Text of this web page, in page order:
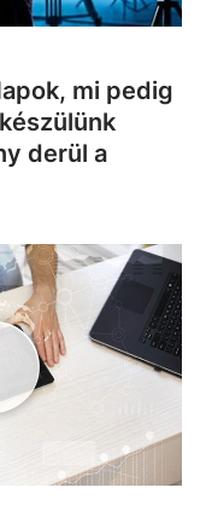
mi pedig
derül a